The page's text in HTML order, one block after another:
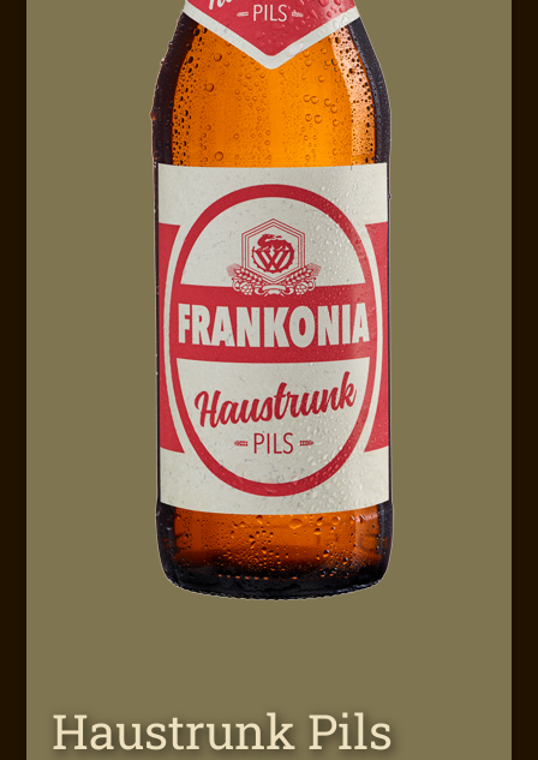
Haustrunk Pils